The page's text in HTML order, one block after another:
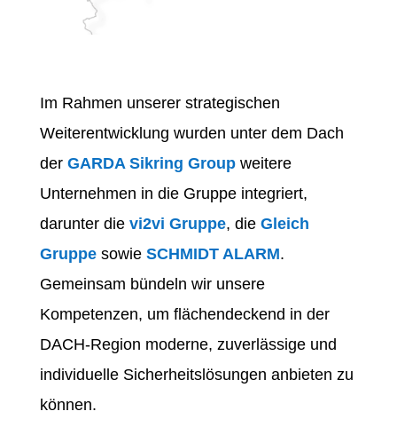
Im Rahmen unserer strategischen
Weiterentwicklung wurden unter dem Dach
derGARDA Sikring Groupweitere
Unternehmen in die Gruppe integriert,
darunter die vi2vi Gruppe, die Gleich
Gruppe sowie SCHMIDT ALARM.
Gemeinsam bündeln wir unsere
Kompetenzen, um flächendeckend in der
DACH-Region moderne, zuverlässige und
individuelle Sicherheitslösungen anbieten zu
können.